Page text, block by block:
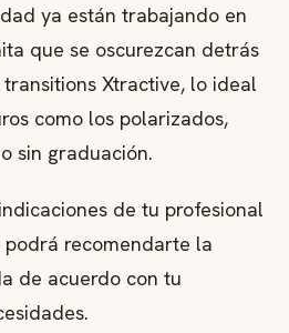
ya están trabajando en
que se oscurezcan detrás
Xtractive, lo ideal
como los polarizados,
sin graduación.
de tu profesional
recomendarte la
de acuerdo con tu